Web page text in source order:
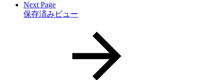
Next Page
保存済みビュー